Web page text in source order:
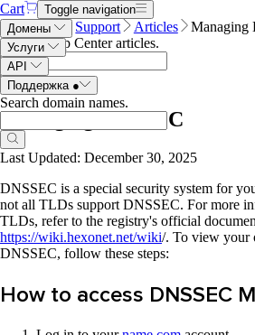
Cart
Toggle navigation
Домены
Услуги
API
Поддержка ●
Search domain names.
Name.com Support Articles
Managing
Search Help Center articles.
Managing DNSSEC
Last Updated: December 30, 2025
DNSSEC is a special security system for
not all TLDs support DNSSEC. For more
TLDs, refer to the registry's official
https://wiki.hexonet.net/wiki/. To view your
DNSSEC, follow these steps:
How to access DNSSEC